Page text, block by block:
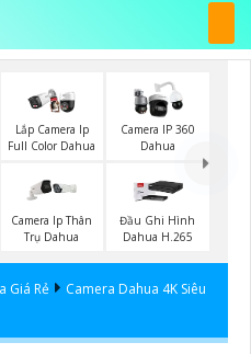
Lắp Camera Ip
Full Color Dahua
Camera IP 360
Dahua
Camera Ip Thân
Trụ Dahua
Đầu Ghi Hình
Dahua H.265
Giá Rẻ
Camera Dahua 4K Siêu